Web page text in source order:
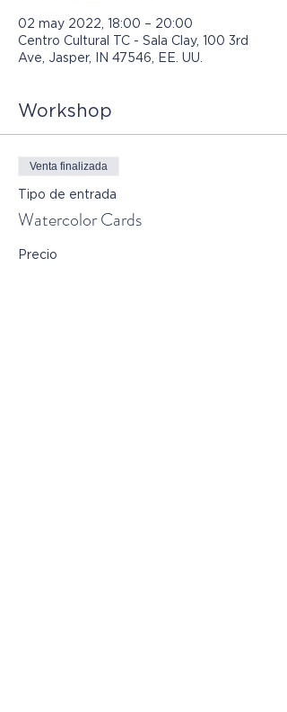
02 may 2022, 18:00 – 20:00
Centro Cultural TC - Sala Clay, 100 3rd
Ave, Jasper, IN 47546, EE. UU.
Workshop
Venta finalizada
Tipo de entrada
Watercolor Cards
Precio